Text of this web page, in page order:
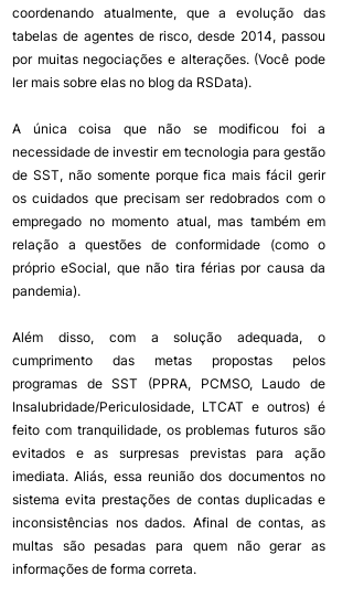
coordenando atualmente, que a evolução das
tabelas de agentes de risco, desde 2014, passou
por muitas negociações e alterações. (Você pode
ler mais sobre elas no blog da RSData).
A única coisa que não se modificou foi a
necessidade de investir em tecnologia para gestão
de SST, não somente porque fica mais fácil gerir
os cuidados que precisam ser redobrados com o
empregado no momento atual, mas também em
relação a questões de conformidade (como o
próprio eSocial, que não tira férias por causa da
pandemia).
Além disso, com a solução adequada, o
cumprimento das metas propostas pelos
programas de SST (PPRA, PCMSO, Laudo de
Insalubridade/Periculosidade, LTCAT e outros) é
feito com tranquilidade, os problemas futuros são
evitados e as surpresas previstas para ação
imediata. Aliás, essa reunião dos documentos no
sistema evita prestações de contas duplicadas e
inconsistências nos dados. Afinal de contas, as
multas são pesadas para quem não gerar as
informações de forma correta.